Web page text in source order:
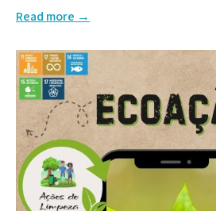
Read more →